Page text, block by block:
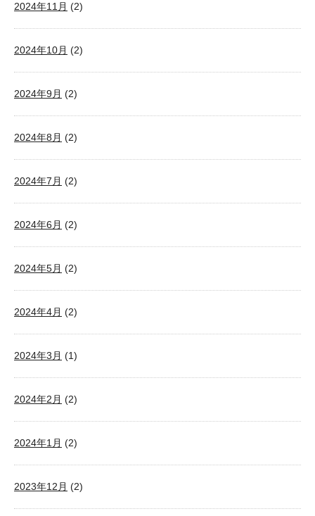
2024年11月 (2)
2024年10月 (2)
2024年9月 (2)
2024年8月 (2)
2024年7月 (2)
2024年6月 (2)
2024年5月 (2)
2024年4月 (2)
2024年3月 (1)
2024年2月 (2)
2024年1月 (2)
2023年12月 (2)